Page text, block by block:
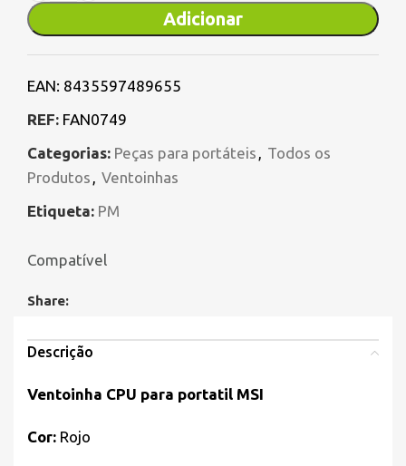
Adicionar
EAN: 8435597489655
REF: FAN0749
Categorias: Peças para portáteis , Todos os
Produtos , Ventoinhas
Etiqueta: PM
Compatível
Share:
Descrição
Ventoinha CPU para portatil MSI
Cor: Rojo